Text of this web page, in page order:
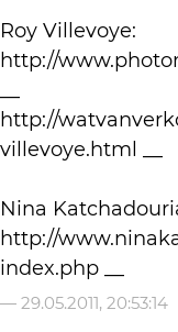
Roy Villevoye:
http://
http://
villevoye.html __
Nina
http://
index.php __
— 29.05.2011, 20:53:14